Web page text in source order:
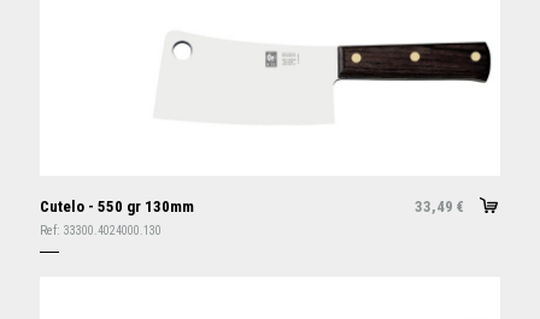
Cutelo - 550 gr 130mm 33,49 €
Ref: 33300.4024000.130